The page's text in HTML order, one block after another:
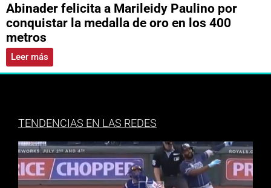
Abinader felicita a Marileidy Paulino por
conquistar la medalla de oro en los 400
metros
Leer más
TENDENCIAS EN LAS REDES